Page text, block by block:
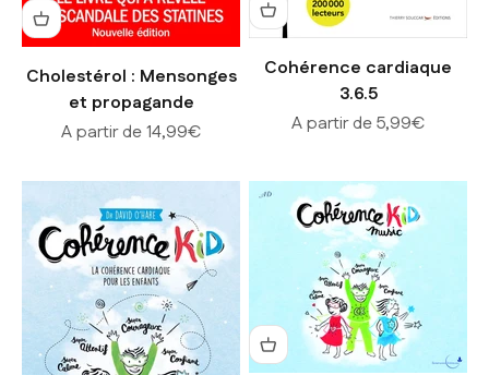
Cholestérol : Mensonges
et propagande
Prix de vente
A partir de 14,99€
Cohérence cardiaque
3.6.5
Prix de vente
A partir de 5,99€